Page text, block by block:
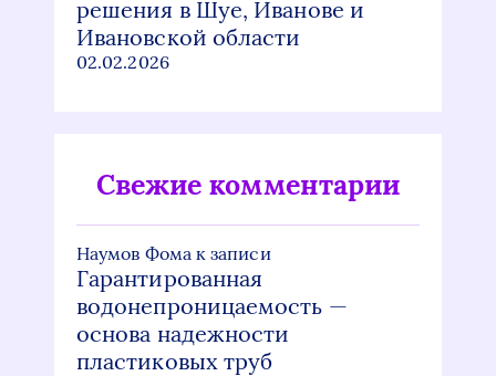
решения в Шуе, Иванове и
Ивановской области
02.02.2026
Свежие комментарии
Наумов Фома к записи
Гарантированная
водонепроницаемость —
основа надежности
пластиковых труб